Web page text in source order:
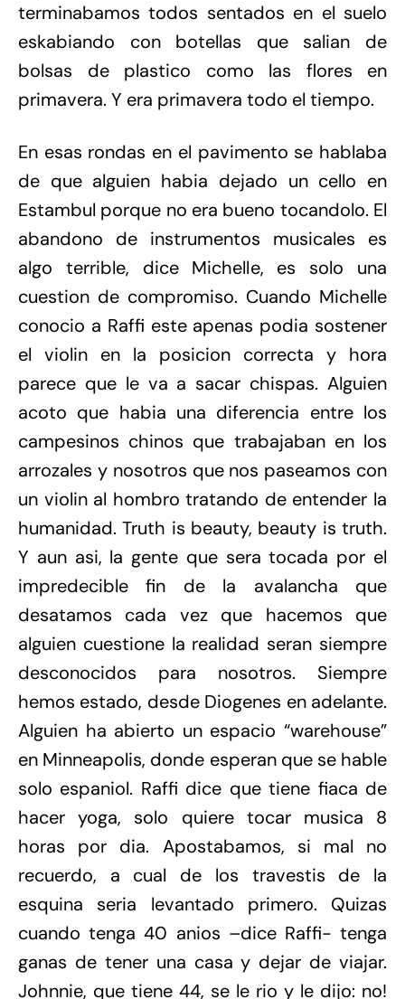
terminabamos todos sentados en el suelo
eskabiando con botellas que salian de
bolsas de plastico como las flores en
primavera. Y era primavera todo el tiempo.
En esas rondas en el pavimento se hablaba
de que alguien habia dejado un cello en
Estambul porque no era bueno tocandolo. El
abandono de instrumentos musicales es
algo terrible, dice Michelle, es solo una
cuestion de compromiso. Cuando Michelle
conocio a Raffi este apenas podia sostener
el violin en la posicion correcta y hora
parece que le va a sacar chispas. Alguien
acoto que habia una diferencia entre los
campesinos chinos que trabajaban en los
arrozales y nosotros que nos paseamos con
un violin al hombro tratando de entender la
humanidad. Truth is beauty, beauty is truth.
Y aun asi, la gente que sera tocada por el
impredecible fin de la avalancha que
desatamos cada vez que hacemos que
alguien cuestione la realidad seran siempre
desconocidos para nosotros. Siempre
hemos estado, desde Diogenes en adelante.
Alguien ha abierto un espacio “warehouse”
en Minneapolis, donde esperan que se hable
solo espaniol. Raffi dice que tiene fiaca de
hacer yoga, solo quiere tocar musica 8
horas por dia. Apostabamos, si mal no
recuerdo, a cual de los travestis de la
esquina seria levantado primero. Quizas
cuando tenga 40 anios –dice Raffi- tenga
ganas de tener una casa y dejar de viajar.
Johnnie, que tiene 44, se le rio y le dijo: no!